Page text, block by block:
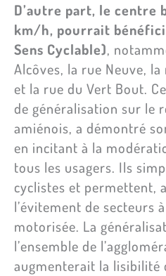
D’autre part, le centre
km/h, pourrait
Sens Cyclable),
Alcôves, la rue Neuve,
et la rue du Vert Bout.
de généralisation sur le
amiénois, a démontré
en incitant à la
tous les usagers. Ils
cyclistes et permettent,
l’évitement de secteurs
motorisée. La
l’ensemble de
augmenterait la lisibilité